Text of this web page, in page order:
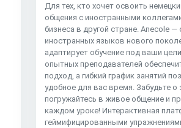
Для тех, кто хочет освоить
общения с иностранными
бизнеса в другой стране. Anecole
иностранных языков нового
адаптирует обучение под ваши
опытных преподавателей
подход, а гибкий график занятий
удобное для вас время. Забудьте о
погружайтесь в живое общение и
каждом уроке! Интерактивная
геймифицированными